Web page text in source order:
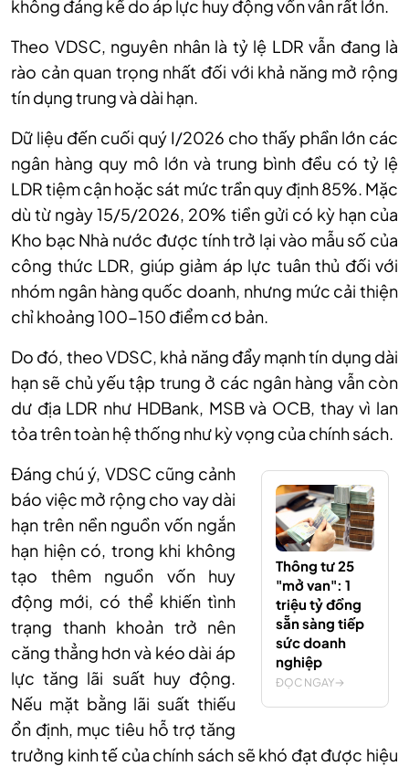
không đáng kể do áp lực huy động vốn vẫn rất lớn.
Theo VDSC, nguyên nhân là tỷ lệ LDR vẫn đang là
rào cản quan trọng nhất đối với khả năng mở rộng
tín dụng trung và dài hạn.
Dữ liệu đến cuối quý I/2026 cho thấy phần lớn các
ngân hàng quy mô lớn và trung bình đều có tỷ lệ
LDR tiệm cận hoặc sát mức trần quy định 85%. Mặc
dù từ ngày 15/5/2026, 20% tiền gửi có kỳ hạn của
Kho bạc Nhà nước được tính trở lại vào mẫu số của
công thức LDR, giúp giảm áp lực tuân thủ đối với
nhóm ngân hàng quốc doanh, nhưng mức cải thiện
chỉ khoảng 100-150 điểm cơ bản.
Do đó, theo VDSC, khả năng đẩy mạnh tín dụng dài
hạn sẽ chủ yếu tập trung ở các ngân hàng vẫn còn
dư địa LDR như HDBank, MSB và OCB, thay vì lan
tỏa trên toàn hệ thống như kỳ vọng của chính sách.
Thông tư 25
"mở van": 1
triệu tỷ đồng
sẵn sàng tiếp
sức doanh
nghiệp
ĐỌC NGAY
Đáng chú ý, VDSC cũng cảnh
báo việc mở rộng cho vay dài
hạn trên nền nguồn vốn ngắn
hạn hiện có, trong khi không
tạo thêm nguồn vốn huy
động mới, có thể khiến tình
trạng thanh khoản trở nên
căng thẳng hơn và kéo dài áp
lực tăng lãi suất huy động.
Nếu mặt bằng lãi suất thiếu
ổn định, mục tiêu hỗ trợ tăng
trưởng kinh tế của chính sách sẽ khó đạt được hiệu